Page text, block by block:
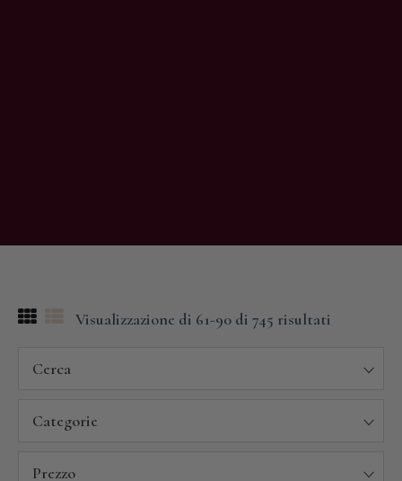
Visualizzazione di 61-90 di 745 risultati
Cerca
Categorie
Prezzo